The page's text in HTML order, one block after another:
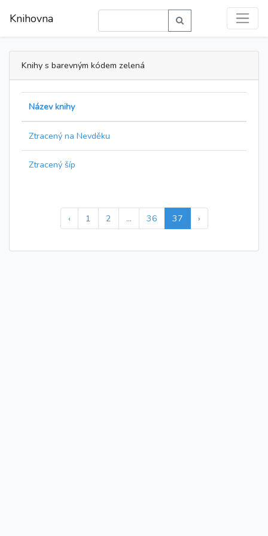
Knihovna
Knihy s barevným kódem zelená
Název knihy
Ztracený na Nevděku
Ztracený šíp
‹ 1 2 ... 36 37 ›